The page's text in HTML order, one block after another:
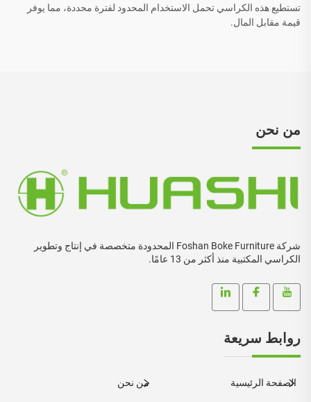
تستطيع هذه الكراسي تحمل الاستخدام المحدود لفترة محددة، مما يوفر
قيمة مقابل المال.
من نحن
شركة Foshan Boke Furniture المحدودة متخصصة في إنتاج وتطوير
الكراسي المكتبية منذ أكثر من 13 عامًا.
روابط سريعة
الصفحة الرئيسية من نحن